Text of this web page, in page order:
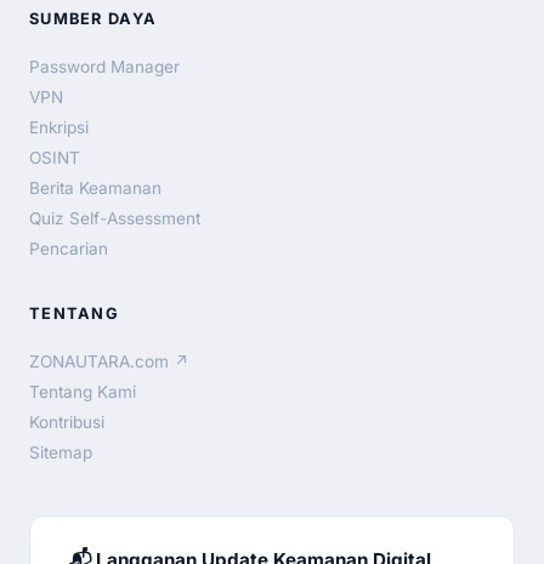
SUMBER DAYA
Password Manager
VPN
Enkripsi
OSINT
Berita Keamanan
Quiz Self-Assessment
Pencarian
TENTANG
ZONAUTARA.com ↗
Tentang Kami
Kontribusi
Sitemap